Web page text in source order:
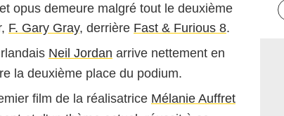
opus demeure malgré tout le deuxième
F. Gary Gray, derrière Fast & Furious 8.
Neil Jordan arrive nettement en
la deuxième place du podium.
film de la réalisatrice Mélanie Auffret